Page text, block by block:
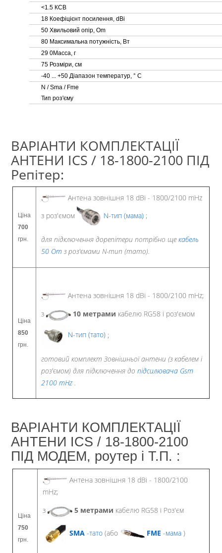
<1.5 КСВ
18 Коефіцієнт посилення, dBi
50 Хвильовий опір, Om
80 Максимальна потужність, Вт
29 0Масса, г
75 Розміри, cм
-40 ... +50 Діапазон температур, ° С
N / Sma / Fme
Тип роз'єму
ВАРІАНТИ КОМПЛЕКТАЦІЇ
АНТЕНИ ICS / 18-1800-2100 ПІД
Репітер:
Ціна
700
грн.
Антена зовнішня 18 dBi - 1800/2100 mHz
з роз'ємом
N-тип (мама) ;
для підключення дорепітери потрібно ще кабель
50 Om з роз'ємами N-тип (тато).
Ціна
850
грн.
Антена зовнішня 18 dBi - 1800/2100 mHz;
з
10 метрами кабелю RG58 і роз'ємом
N-тип (тато) ;
готовий комплект Зовнішньої антени (з кабелем і
роз'ємом) для підключення до підсилювача Gsm
2100 mHz .
ВАРІАНТИ КОМПЛЕКТАЦІЇ
АНТЕНИ ICS / 18-1800-2100
ПІД МОДЕМ, роутер і Т.П. :
Ціна
750
грн.
Антена зовнішня 18 dBi - 1800/2100
mHz;
з
5 метрами кабелю RG58 і Роз'єм
SMA -тато (або FME -мама )